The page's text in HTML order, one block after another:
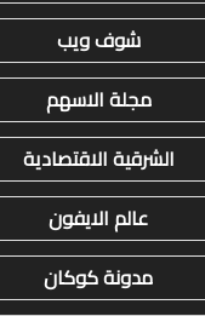
شوف ويب
مجلة الاسهم
الشرقية الاقتصادية
عالم الايفون
مدونة كوكان